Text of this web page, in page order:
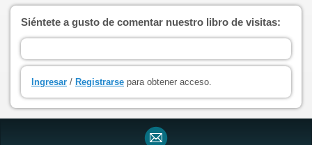
Siéntete a gusto de comentar nuestro libro de visitas:
Ingresar / Registrarse para obtener acceso.